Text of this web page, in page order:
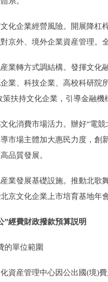
企業經營風險。開展降杠桿
京外、境外企業資産管理。
轉方式調結構。發揮文化融
業、科技企業、高校科研院
策扶持文化企業，引導金融
消費市場活力。辦好“電競
市場主體加大惠民力度，創
品質發展。
發展基礎設施。推動北歌舞
京文化企業上市培育基地年
”經費財政撥款預算説明
單位範圍
産管理中心因公出國(境)費